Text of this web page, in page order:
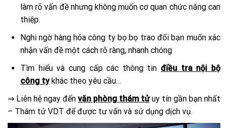
làm rõ vấn đề nhưng không muốn cơ quan chức năng can
thiệp.
Nghi ngờ hàng hóa công ty bọ bọ trao đổi bạn muốn xác
nhận vấn đề một cách rõ ràng, nhanh chóng
Tìm hiểu và cung cấp các thông tinđiều tra nội bộ
công tykhác theo yêu cầu…
⇒ Liên hệ ngay đến văn phòng thám tửuy tín gần bạn nhất
– Thám tử VDT để được tư vấn và sử dụng dịch vụ.